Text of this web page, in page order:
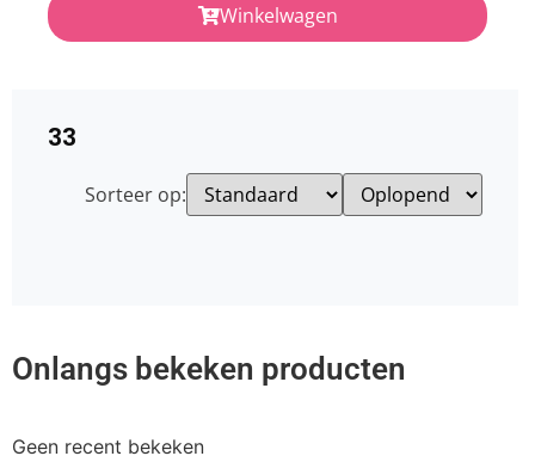
Winkelwagen
33
Sorteer op:
Onlangs bekeken producten
Geen recent bekeken